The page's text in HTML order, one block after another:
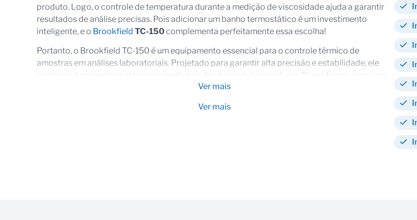
produto. Logo, o controle de temperatura durante a medição de viscosidade ajuda a garantir
resultados de análise precisas. Pois adicionar um banho termostático é um investimento
inteligente, e o Brookfield TC-150complementa perfeitamente essa escolha!
Portanto, o Brookfield TC-150 é um equipamento essencial para o controle térmico de
amostras em análises laboratoriais. Projetado para garantir alta precisão e estabilidade, ele
mantém a temperatura ideal para medições de viscosidade e reologia. Dessa forma, com uma
faixa de operação ampla e controle eletrônico avançado, o Brookfield TC-150 assegura
Ver mais
Ver mais